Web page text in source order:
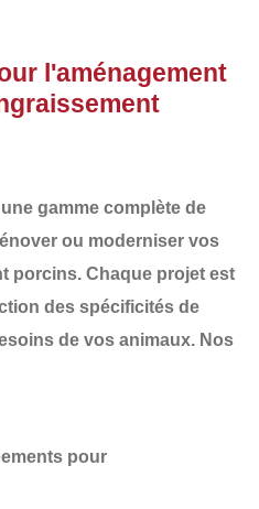
l'aménagement
gamme complète de
ou moderniser vos
porcins. Chaque projet est
des spécificités de
de vos animaux. Nos
pour